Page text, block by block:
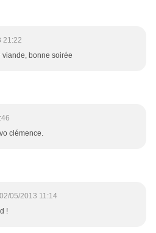
21:22
bonne soirée
clémence.
02/05/2013 11:14
!